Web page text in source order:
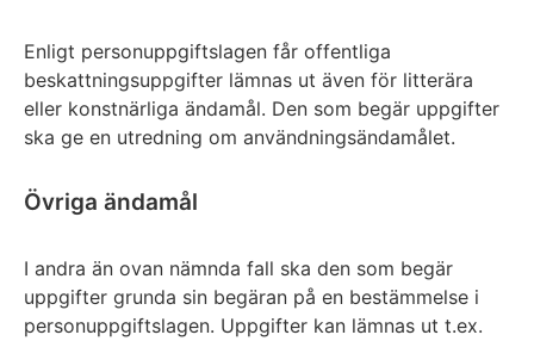
Enligt personuppgiftslagen får offentliga
beskattningsuppgifter lämnas ut även för litterära
eller konstnärliga ändamål. Den som begär uppgifter
ska ge en utredning om användningsändamålet.
Övriga ändamål
I andra än ovan nämnda fall ska den som begär
uppgifter grunda sin begäran på en bestämmelse i
personuppgiftslagen. Uppgifter kan lämnas ut t.ex.